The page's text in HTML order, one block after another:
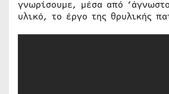
γνωρίσουμε, μέσα από
υλικό, το έργο της θρυλικής